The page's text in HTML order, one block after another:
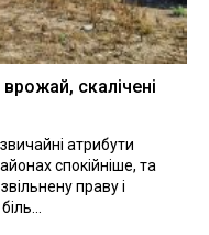
скалічені
атрибути
спокійніше, та
праву і